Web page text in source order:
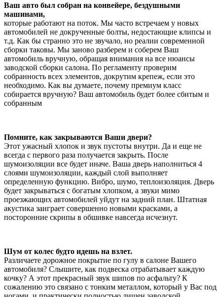
Ваш авто был собран на конвейере, бездушными
машинами,
которые работают на поток. Мы часто встречаем у новых
автомобилей не докрученные болты, недостающие клипсы и
т.д. Как бы странно это не звучало, но реалии современной
сборки таковы. Мы заново разберем и соберем Ваш
автомобиль вручную, обращая внимания на все нюансы
заводской сборки салона. По регламенту проверим
собранность всех элементов, докрутим крепеж, если это
необходимо. Как вы думаете, почему премиум класс
собирается вручную? Ваш автомобиль будет более сбитым и
собранным
Помните, как закрываются Ваши двери?
Этот ужасный хлопок и звук пустоты внутри. Да и еще не
всегда с первого раза получается закрыть. После
шумоизоляции все будет иначе. Ваша дверь наполниться 4
слоями шумоизоляции, каждый слой выполняет
определенную функцию. Вибро, шумо, теплоизоляция. Дверь
будет закрываться с богатым хлопком, а звуки мимо
проезжающих автомобилей уйдут на задний план. Штатная
акустика заиграет совершенно новыми красками, а
посторонние скрипы в обшивке навсегда исчезнут.
Шум от колес будто идешь на взлет.
Различаете дорожное покрытие по гулу в салоне Вашего
автомобиля? Слышите, как подвеска отрабатывает каждую
кочку? А этот прекрасный звук шипов по асфальту? К
сожалению это связано с тонким металлом, который у Вас под